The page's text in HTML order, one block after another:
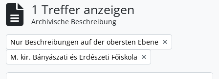
1 Treffer anzeigen
Archivische Beschreibung
Remove filter:
Nur Beschreibungen auf der obersten Ebene
Remove filter:
M. kir. Bányászati és Erdészeti Főiskola